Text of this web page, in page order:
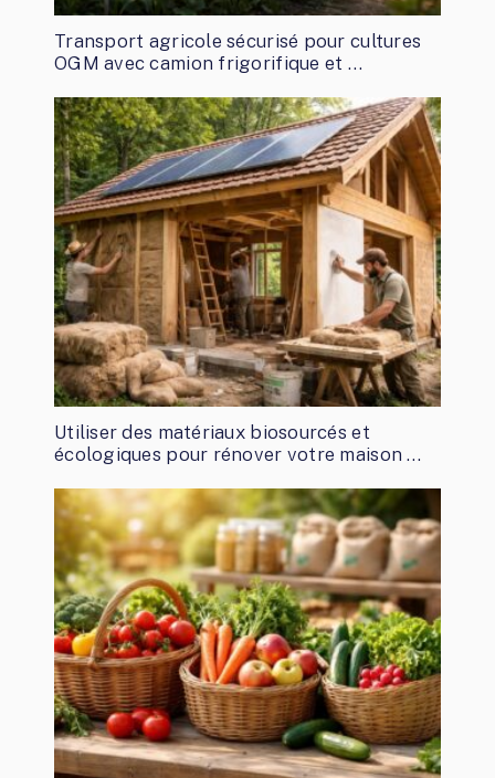
Transport agricole sécurisé pour cultures
OGM avec camion frigorifique et …
Utiliser des matériaux biosourcés et
écologiques pour rénover votre maison …